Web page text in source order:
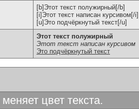
[b]Этот текст полужирный[/b]
[i]Этот текст написан курсивом[/i]
[u]Это подчёркнутый текст[/u]
Этот текст полужирный
Этот текст написан курсивом
Это подчёркнутый текст
цвет текста.